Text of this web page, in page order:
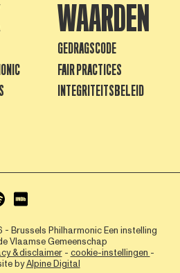
WAARDEN
GEDRAGSCODE
FAIR PRACTICES
INTEGRITEITSBELEID
- Brussels PhilharmonicEen instelling
Vlaamse Gemeenschap
& disclaimer- cookie-instellingen -
byAlpine Digital